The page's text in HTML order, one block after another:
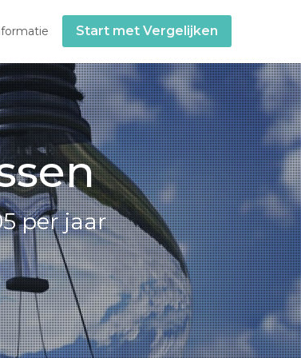
Start met Vergelijken
per jaar